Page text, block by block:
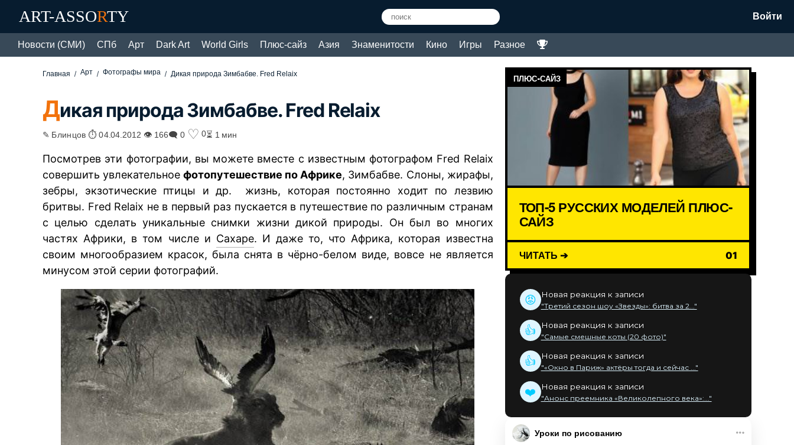
ART-ASSORTY Войти
Новости (СМИ) СПб Арт Dark Art World Girls Плюс-сайз Азия Знаменитости Кино Игры Разное
Главная Арт Фотографы мира Дикая природа Зимбабве. Fred Relaix
Дикая природа Зимбабве. Fred Relaix
✎ Блинцов ⏱ 04.04.2012 👁 166🗨 0 ♡ 0⏳ 1 мин
Посмотрев эти фотографии, вы можете вместе с известным фотографом Fred Relaix
совершить увлекательноефотопутешествие по Африке, Зимбабве. Слоны, жирафы,
зебры, экзотические птицы и др. жизнь, которая постоянно ходит по лезвию
бритвы. Fred Relaix не в первый раз пускается в путешествие по различным странам
с целью сделать уникальные снимки жизни дикой природы. Он был во многих
частях Африки, в том числе и Сахаре. И даже то, что Африка, которая известна
своим многообразием красок, была снята в чёрно-белом виде, вовсе не является
минусом этой серии фотографий.
ПЛЮС-САЙЗ
ТОП-5 РУССКИХ МОДЕЛЕЙ ПЛЮС-
САЙЗ
ЧИТАТЬ ➔ 01
😡 Новая реакция к записи
"Третий сезон шоу «Звезды»: битва за 2..."
👍 Новая реакция к записи
"Самые смешные коты (20 фото)"
👍 Новая реакция к записи
"«Окно в Париж» актёры тогда и сейчас ..."
❤️ Новая реакция к записи
"Анонс преемника «Великолепного века»:..."
Уроки по рисованию